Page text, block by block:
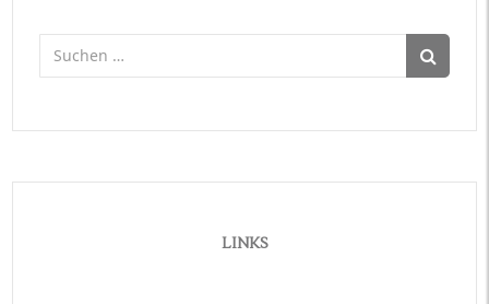
Suchen
nach:
LINKS